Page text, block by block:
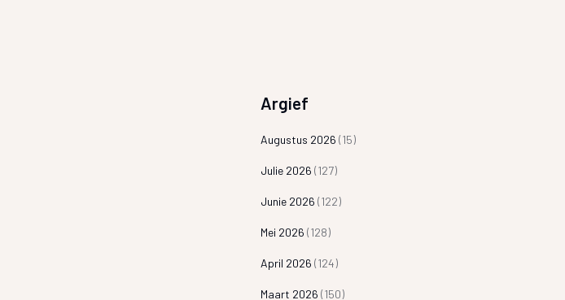
Argief
Augustus 2026 (15)
Julie 2026 (127)
Junie 2026 (122)
Mei 2026 (128)
April 2026 (124)
Maart 2026 (150)